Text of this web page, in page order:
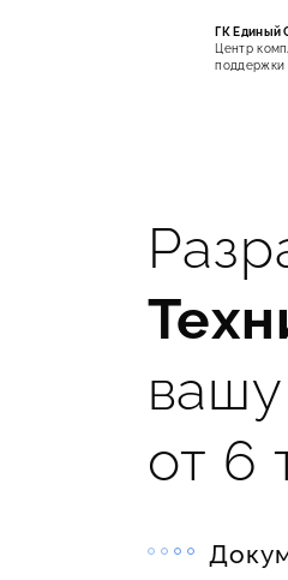
ГК Единый
Центр
поддержки
от 6